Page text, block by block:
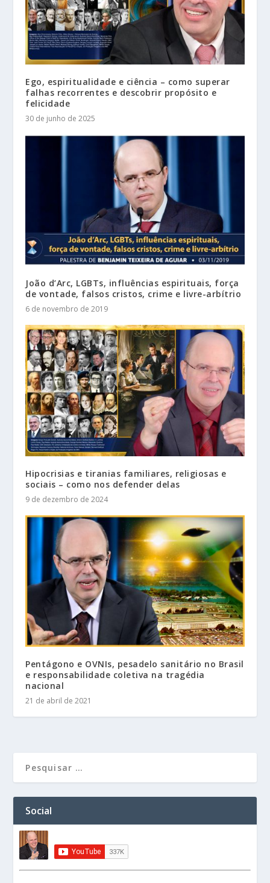
Ego, espiritualidade e ciência – como superar
falhas recorrentes e descobrir propósito e
felicidade
30 de junho de 2025
João d’Arc, LGBTs, influências espirituais, força
de vontade, falsos cristos, crime e livre-arbítrio
6 de novembro de 2019
Hipocrisias e tiranias familiares, religiosas e
sociais – como nos defender delas
9 de dezembro de 2024
Pentágono e OVNIs, pesadelo sanitário no Brasil
e responsabilidade coletiva na tragédia
nacional
21 de abril de 2021
Social